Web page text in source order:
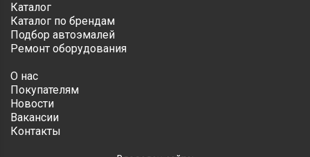
Каталог
Каталог по брендам
Подбор автоэмалей
Ремонт оборудования
О нас
Покупателям
Новости
Вакансии
Контакты